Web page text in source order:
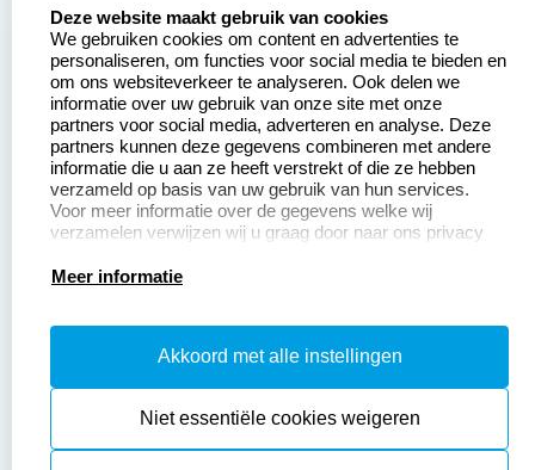
Aanvraag op maat
Betaling &
Verzending
Wederverkoper
worden
Contact opnemen
Veel gestelde vragen
Retourneren
Herroepingsrecht
Productinformatie:
Instructiepagina
Safety Sheets
Sitemap
Deze website maakt gebruik van cookies
We gebruiken cookies om content en advertenties te
personaliseren, om functies voor social media te bieden en
om ons websiteverkeer te analyseren. Ook delen we
informatie over uw gebruik van onze site met onze
partners voor social media, adverteren en analyse. Deze
partners kunnen deze gegevens combineren met andere
informatie die u aan ze heeft verstrekt of die ze hebben
verzameld op basis van uw gebruik van hun services.
Voor meer informatie over de gegevens welke wij
verzamelen verwijzen wij u graag door naar ons privacy
Meer informatie
Akkoord met alle instellingen
Niet essentiële cookies weigeren